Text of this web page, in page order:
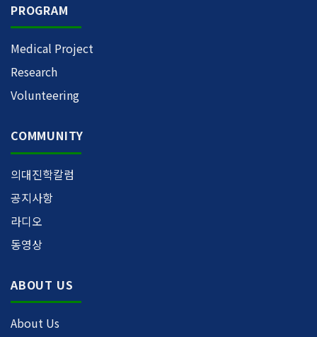
PROGRAM
Medical Project
Research
Volunteering
COMMUNITY
의대진학칼럼
공지사항
라디오
동영상
ABOUT US
About Us